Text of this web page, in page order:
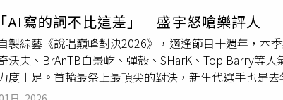
速的新契約 CSM 注入，才是長期獲利長青的複利密碼。
，派出司法硬漢吳宗憲來挑戰不公不義的民進黨，吳
候選人，展現公衛的專業。鄭麗文強調，毒油事件爆
迄今拿不出辦法，無法讓民眾安心。十二年前頂新問
，如今毒油蔓延全台，民進黨政府無法查出真正的原
進黨臉皮比城牆還厚，國民黨立委要求道歉，卓內閣
休刊193週的最久紀錄，最近一次休刊則到今年6月29
女子因捲入醫美同業糾紛，在2025年4月2日以IG私訊
動嗆聲，內容包括「記得和你自我介紹本人政府認證
「把你的X師執照放把烈火燒光順便送你進北檢學做
為這些言論觸犯《刑法》第305條的恐嚇危安罪嫌，
AI寫的詞不比這差」 盛宇怒嗆樂評人
製綜藝《說唱巔峰對決2026》，適逢節目十週年，本
沃夫、BrAnTB白景屹、彈殼、SHarK、Top Barry等
度十足。首輪最祭上最頂尖的對決，新生代選手也是
要PK節目三冠王艾熱。面對挑戰，艾熱幽默回應：「